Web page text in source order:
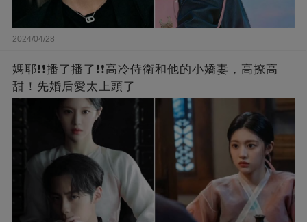
2024/04/28
媽耶❗❗播了播了❗❗高冷侍衛和他的小嬌妻，高撩高
甜！先婚后愛太上頭了